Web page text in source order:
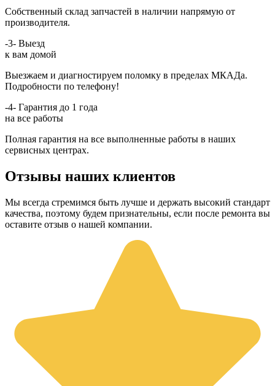
Собственный склад запчастей в наличии напрямую от
производителя.
-3- Выезд
к вам домой
Выезжаем и диагностируем поломку в пределах МКАДа.
Подробности по телефону!
-4- Гарантия до 1 года
на все работы
Полная гарантия на все выполненные работы в наших
сервисных центрах.
Отзывы наших клиентов
Мы всегда стремимся быть лучше и держать высокий стандарт
качества, поэтому будем признательны, если после ремонта вы
оставите отзыв о нашей компании.